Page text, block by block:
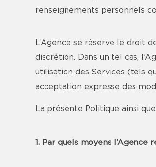
renseignements personnels
L’Agence se réserve le droit
discrétion. Dans un tel cas,
utilisation des Services (tels
acceptation expresse des
La présente Politique ainsi
1. Par quels moyens